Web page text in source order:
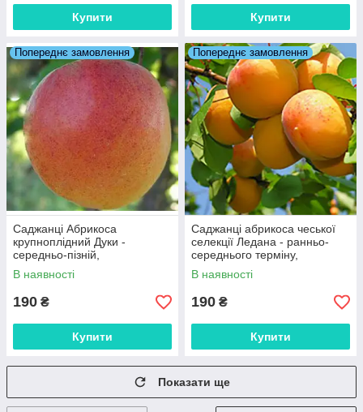
Купити Купити
Попереднє замовлення
Саджанці Абрикоса
крупноплідний Дуки -
середньо-пізній,
великоплідний, урожайний
В наявності
190 ₴
Купити
Попереднє замовлення
Саджанці абрикоса чеської
селекції Ледана - ранньо-
середнього терміну,
зимостійкий, невибагливий.
В наявності
190 ₴
Купити
Показати ще